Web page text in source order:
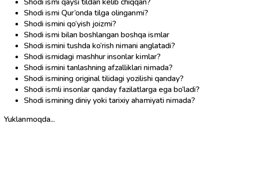
Shodi ismi Qur’onda tilga olinganmi?
Shodi ismini qo‘yish joizmi?
Shodi ismi bilan boshlangan boshqa ismlar
Shodi ismini tushda ko‘rish nimani anglatadi?
Shodi ismidagi mashhur insonlar kimlar?
Shodi ismini tanlashning afzalliklari nimada?
Shodi ismining original tilidagi yozilishi qanday?
Shodi ismli insonlar qanday fazilatlarga ega bo‘ladi?
Shodi ismining diniy yoki tarixiy ahamiyati nimada?
Yuklanmoqda...